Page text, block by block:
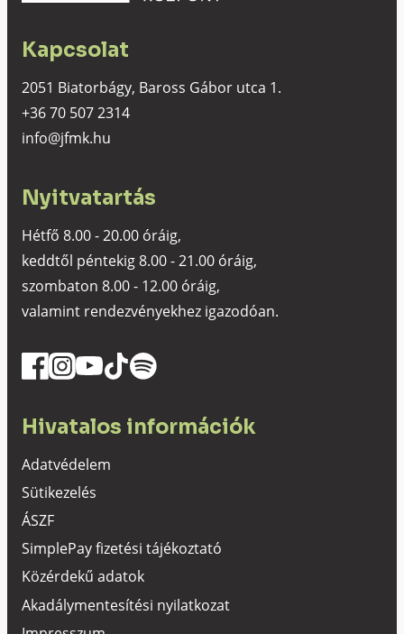
Kapcsolat
2051 Biatorbágy, Baross Gábor utca 1.
+36 70 507 2314
info@jfmk.hu
Nyitvatartás
Hétfő 8.00 - 20.00 óráig,
keddtől péntekig 8.00 - 21.00 óráig,
szombaton 8.00 - 12.00 óráig,
valamint rendezvényekhez igazodóan.
Hivatalos információk
Adatvédelem
Sütikezelés
ÁSZF
SimplePay fizetési tájékoztató
Közérdekű adatok
Akadálymentesítési nyilatkozat